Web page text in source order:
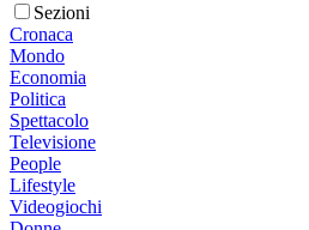
Sezioni
Cronaca
Mondo
Economia
Politica
Spettacolo
Televisione
People
Lifestyle
Videogiochi